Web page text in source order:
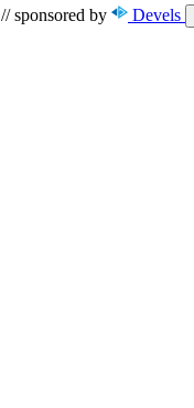
// sponsored by Devels